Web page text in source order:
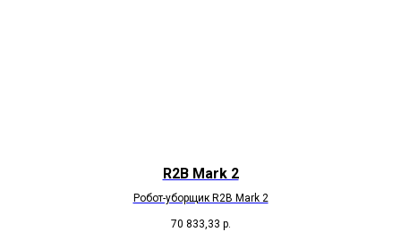
R2B Mark 2
Робот-уборщик R2B Mark 2
70 833,33 р.